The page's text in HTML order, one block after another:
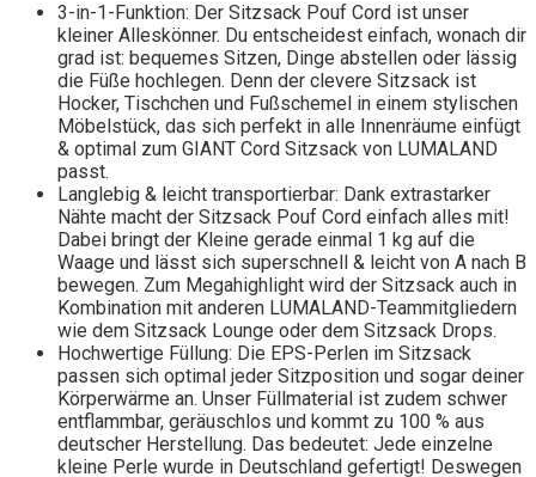
3-in-1-Funktion: Der Sitzsack Pouf Cord ist unser
kleiner Alleskönner. Du entscheidest einfach, wonach dir
grad ist: bequemes Sitzen, Dinge abstellen oder lässig
die Füße hochlegen. Denn der clevere Sitzsack ist
Hocker, Tischchen und Fußschemel in einem stylischen
Möbelstück, das sich perfekt in alle Innenräume einfügt
& optimal zum GIANT Cord Sitzsack von LUMALAND
passt.
Langlebig & leicht transportierbar: Dank extrastarker
Nähte macht der Sitzsack Pouf Cord einfach alles mit!
Dabei bringt der Kleine gerade einmal 1 kg auf die
Waage und lässt sich superschnell & leicht von A nach B
bewegen. Zum Megahighlight wird der Sitzsack auch in
Kombination mit anderen LUMALAND-Teammitgliedern
wie dem Sitzsack Lounge oder dem Sitzsack Drops.
Hochwertige Füllung: Die EPS-Perlen im Sitzsack
passen sich optimal jeder Sitzposition und sogar deiner
Körperwärme an. Unser Füllmaterial ist zudem schwer
entflammbar, geräuschlos und kommt zu 100 % aus
deutscher Herstellung. Das bedeutet: Jede einzelne
kleine Perle wurde in Deutschland gefertigt! Deswegen